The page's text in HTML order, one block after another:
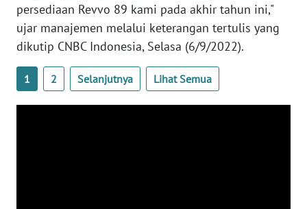
persediaan Revvo 89 kami pada akhir tahun ini,"
ujar manajemen melalui keterangan tertulis yang
dikutip CNBC Indonesia, Selasa (6/9/2022).
1 2 Selanjutnya Lihat Semua
WN
KEPRI
WN
PAPUA